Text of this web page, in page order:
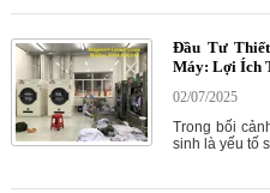
Đầu Tư
Máy: Lợi Ích
02/07/2025
Trong bối
sinh là yếu tố